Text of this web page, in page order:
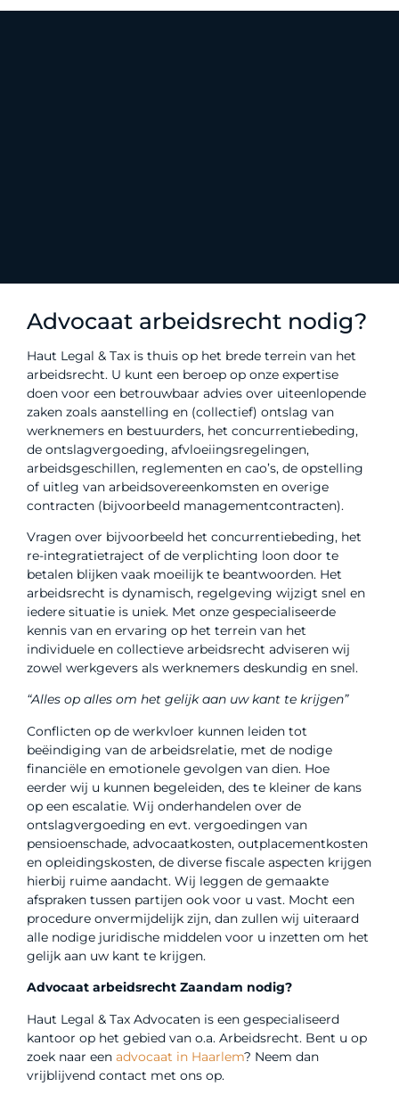
Advocaat arbeidsrecht nodig?
Haut Legal & Tax is thuis op het brede terrein van het
arbeidsrecht. U kunt een beroep op onze expertise
doen voor een betrouwbaar advies over uiteenlopende
zaken zoals aanstelling en (collectief) ontslag van
werknemers en bestuurders, het concurrentiebeding,
de ontslagvergoeding, afvloeiingsregelingen,
arbeidsgeschillen, reglementen en cao’s, de opstelling
of uitleg van arbeidsovereenkomsten en overige
contracten (bijvoorbeeld managementcontracten).
Vragen over bijvoorbeeld het concurrentiebeding, het
re-integratietraject of de verplichting loon door te
betalen blijken vaak moeilijk te beantwoorden. Het
arbeidsrecht is dynamisch, regelgeving wijzigt snel en
iedere situatie is uniek. Met onze gespecialiseerde
kennis van en ervaring op het terrein van het
individuele en collectieve arbeidsrecht adviseren wij
zowel werkgevers als werknemers deskundig en snel.
“Alles op alles om het gelijk aan uw kant te krijgen”
Conflicten op de werkvloer kunnen leiden tot
beëindiging van de arbeidsrelatie, met de nodige
financiële en emotionele gevolgen van dien. Hoe
eerder wij u kunnen begeleiden, des te kleiner de kans
op een escalatie. Wij onderhandelen over de
ontslagvergoeding en evt. vergoedingen van
pensioenschade, advocaatkosten, outplacementkosten
en opleidingskosten, de diverse fiscale aspecten krijgen
hierbij ruime aandacht. Wij leggen de gemaakte
afspraken tussen partijen ook voor u vast. Mocht een
procedure onvermijdelijk zijn, dan zullen wij uiteraard
alle nodige juridische middelen voor u inzetten om het
gelijk aan uw kant te krijgen.
Advocaat arbeidsrecht Zaandam nodig?
Haut Legal & Tax Advocaten is een gespecialiseerd
kantoor op het gebied van o.a. Arbeidsrecht. Bent u op
zoek naar een advocaat in Haarlem? Neem dan
vrijblijvend contact met ons op.